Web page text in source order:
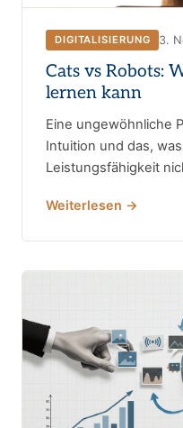
DIGITALISIERUNG 3.
Cats vs Robots:
lernen kann
Eine ungewöhnliche
Intuition und das,
Leistungsfähigkeit
Weiterlesen →